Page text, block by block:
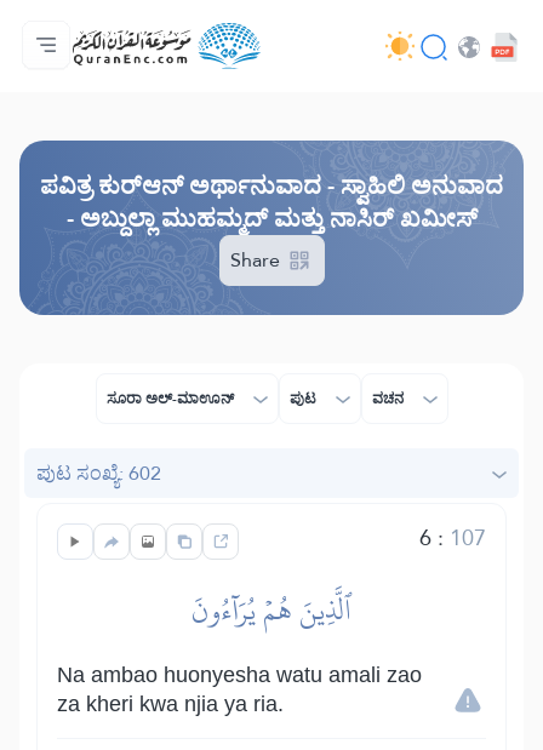
ಮುಖಪುಟ
ಅನುವಾದಗಳ ಸೂಚಿ
Audio
ಡೆವಲಪರ್ ಸೇವೆಗಳು - API
ಯೋಜನೆಯ ಬಗ್ಗೆ
ನಮ್ಮನ್ನು ಕರೆ ಮಾಡಿ
ಭಾಷೆ
ಪವಿತ್ರ ಕುರ್‌ಆನ್ ಅರ್ಥಾನುವಾದ - ಸ್ವಾಹಿಲಿ ಅನುವಾದ
- ಅಬ್ದುಲ್ಲಾ ಮುಹಮ್ಮದ್ ಮತ್ತು ನಾಸಿರ್ ಖಮೀಸ್
Share
ಸೂರಾ ಅಲ್ -ಮಾಊನ್ ಪುಟ ವಚನ
ಪುಟ ಸಂಖ್ಯೆ: 602
6: 107
ٱلَّذِينَ هُمۡ يُرَآءُونَ
Na ambao huonyesha watu amali zao
za kheri kwa njia ya ria.